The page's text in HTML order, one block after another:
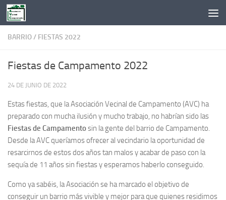
Saltar al contenido
BARRIO/ FIESTAS 2022
Fiestas de Campamento 2022
24 DE JUNIO DE 2022
Estas fiestas, que la Asociación Vecinal de Campamento (AVC) ha
preparado con mucha ilusión y mucho trabajo, no habrían sido las
Fiestas de Campamentosin la gente del barrio de Campamento.
Desde la AVC queríamos ofrecer al vecindario la oportunidad de
resarcirnos de estos dos años tan malos y acabar de paso con la
sequía de 11 años sin fiestas y esperamos haberlo conseguido.
Como ya sabéis, la Asociación se ha marcado el objetivo de
conseguir un barrio más vivible y mejor para que quienes residimos